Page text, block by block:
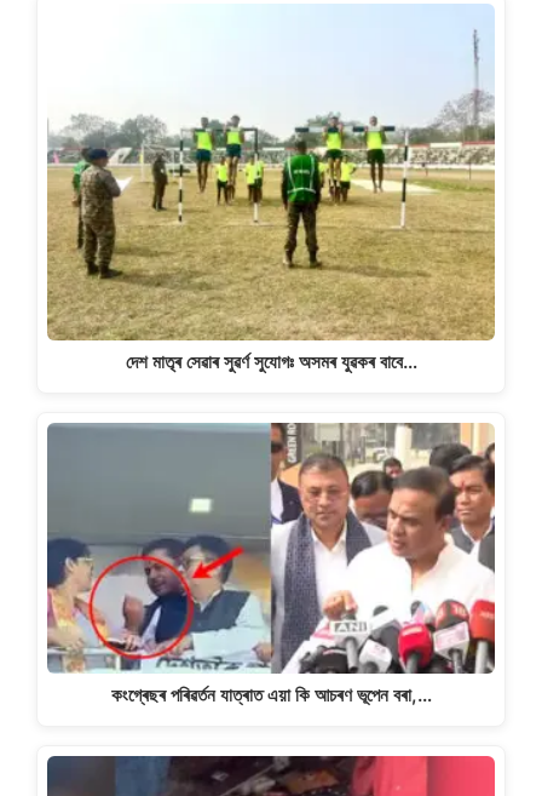
দেশ মাতৃৰ সেৱাৰ সুৱৰ্ণ সুযোগঃ অসমৰ যুৱকৰ বাবে…
কংগ্ৰেছৰ পৰিৱৰ্তন যাত্ৰাত এয়া কি আচৰণ ভূপেন বৰা,…